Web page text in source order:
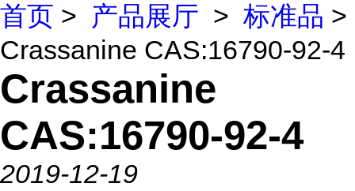
首页 > 产品展厅 > 标准品 >
Crassanine CAS:16790-92-4
Crassanine
CAS:16790-92-4
2019-12-19